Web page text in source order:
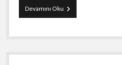
Devamını OkuKisiye
Ozel
Gunu